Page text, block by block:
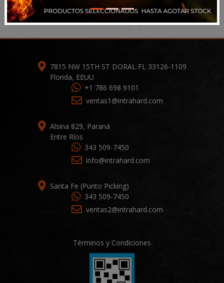
7815 NW 15TH ST DORAL FL 33126-1109
Florida, EEUU
+1 786 698 9101
ventas1@intrahard.com
Alsina 829, Paraná
Entre Ríos
343 509-7450
info@intrahard.com
Santa Fe (Punto Picking)
343 509-7450
ventas2@intrahard.com
Términos y Condiciones